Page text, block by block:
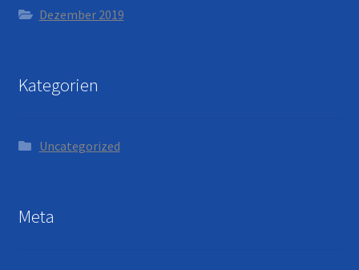
Dezember 2019
Kategorien
Uncategorized
Meta